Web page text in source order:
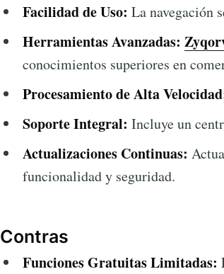
Facilidad de Uso: La navegación
Herramientas Avanzadas:
conocimientos superiores en
Procesamiento de Alta
Soporte Integral: Incluye un
Actualizaciones Continuas:
funcionalidad y seguridad.
Contras
Funciones Gratuitas Limitadas: